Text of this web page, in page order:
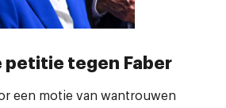
petitie tegen Faber
een motie van wantrouwen